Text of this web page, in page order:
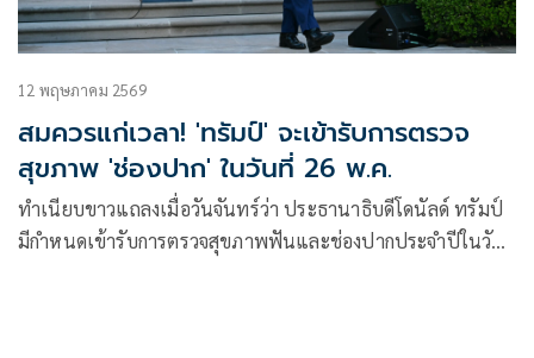
12 พฤษภาคม 2569
สมควรแก่เวลา! 'ทรัมป์' จะเข้ารับการตรวจ
สุขภาพ 'ช่องปาก' ในวันที่ 26 พ.ค.
ทำเนียบขาวแถลงเมื่อวันจันทร์ว่า ประธานาธิบดีโดนัลด์ ทรัมป์
มีกำหนดเข้ารับการตรวจสุขภาพฟันและช่องปากประจำปีในวัน